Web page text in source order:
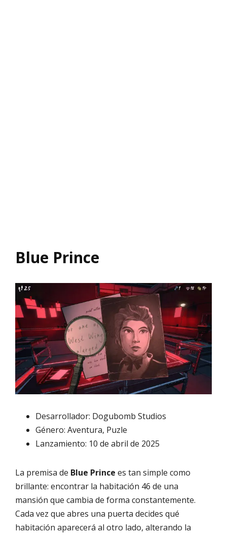
Blue Prince
Desarrollador: Dogubomb Studios
Género: Aventura, Puzle
Lanzamiento: 10 de abril de 2025
La premisa de Blue Prince es tan simple como
brillante: encontrar la habitación 46 de una
mansión que cambia de forma constantemente.
Cada vez que abres una puerta decides qué
habitación aparecerá al otro lado, alterando la